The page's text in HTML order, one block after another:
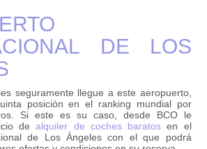
DE LOS
seguramente llegue a este aeropuerto,
posición en el ranking mundial por
Si este es su caso, desde BCO le
dealquiler de coches baratos en el
de Los Ángeles con el que podrá